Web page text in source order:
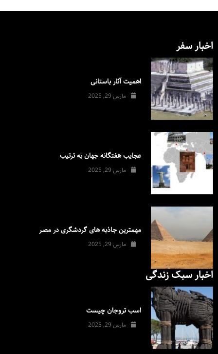
اخبار سفر
اهمیت آثار باستانی
مارس 29, 2025
عجایب هفتگانه جهان به ترتیب
مارس 29, 2025
مهمترین جاذبه های گردشگری در مصر
مارس 29, 2025
اخبار سبک زندگی
اسب تروجان چیست
مارس 29, 2025